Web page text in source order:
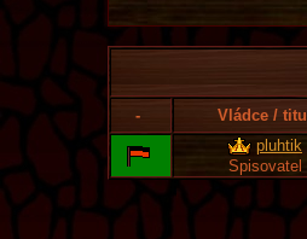
- Vládce / titul
pluhtik
Spisovatel